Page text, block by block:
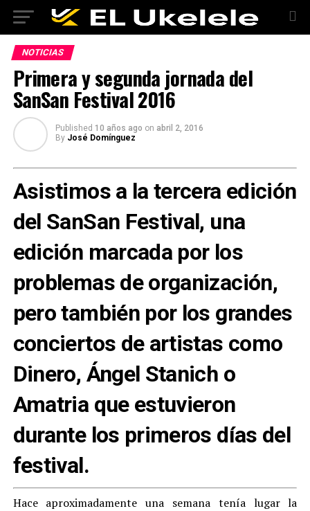
NOTICIAS
Primera y segunda jornada del
SanSan Festival 2016
Published 10 años ago on abril 2, 2016
By José Domínguez
Asistimos a la tercera edición
del SanSan Festival, una
edición marcada por los
problemas de organización,
pero también por los grandes
conciertos de artistas como
Dinero, Ángel Stanich o
Amatria que estuvieron
durante los primeros días del
festival.
Hace aproximadamente una semana tenía lugar la